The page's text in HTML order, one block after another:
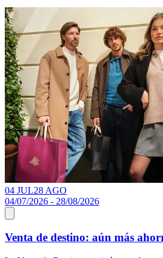
04 JUL28 AGO
04/07/2026 - 28/08/2026
Venta de destino: aún más